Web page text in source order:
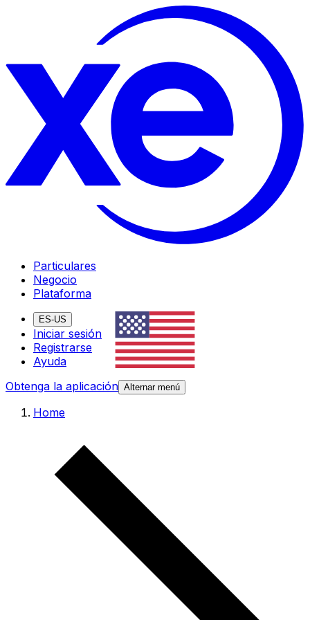
Particulares
Negocio
Plataforma
ES-US
Iniciar sesión
Registrarse
Ayuda
Obtenga la aplicación Alternar menú
Home